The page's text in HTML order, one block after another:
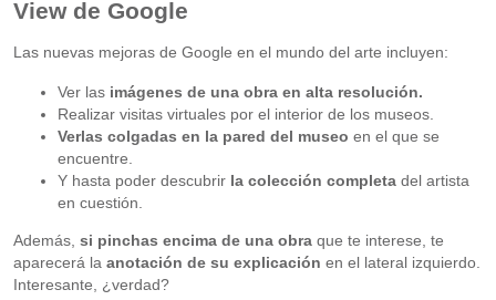
View de Google
Las nuevas mejoras de Google en el mundo del arte incluyen:
Ver las imágenes de una obra en alta resolución.
Realizar visitas virtuales por el interior de los museos.
Verlas colgadas en la pared del museo en el que se
encuentre.
Y hasta poder descubrirla colección completadel artista
en cuestión.
Además, si pinchas encima de una obraque te interese, te
aparecerá la anotación de su explicación en el lateral izquierdo.
Interesante, ¿verdad?